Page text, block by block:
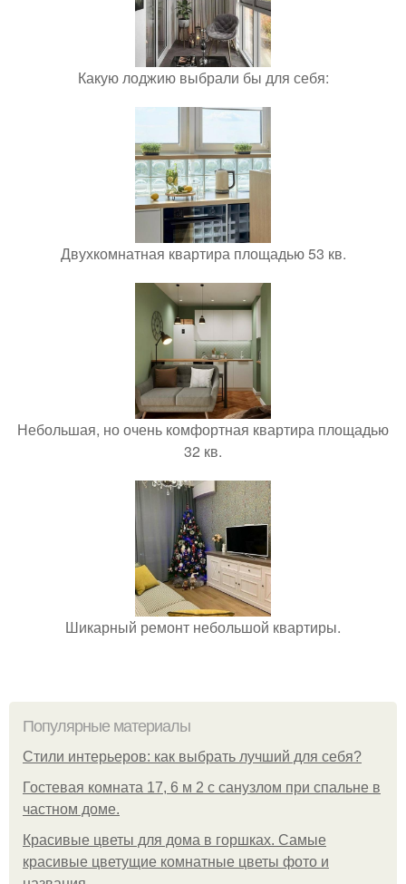
Какую лоджию выбрали бы для себя:
Двухкомнатная квартира площадью 53 кв.
Небольшая, но очень комфортная квартира площадью
32 кв.
Шикарный ремонт небольшой квартиры.
Популярные материалы
Стили интерьеров: как выбрать лучший для себя?
Гостевая комната 17, 6 м 2 с санузлом при спальне в
частном доме.
Красивые цветы для дома в горшках. Самые
красивые цветущие комнатные цветы фото и